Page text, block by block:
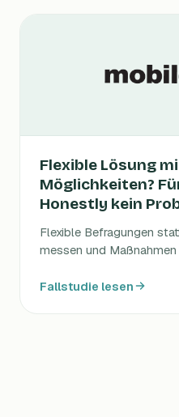
Flexible Lösung
Möglichkeiten?
Honestly kein
Flexible Befragungen
messen und
Fallstudie lesen